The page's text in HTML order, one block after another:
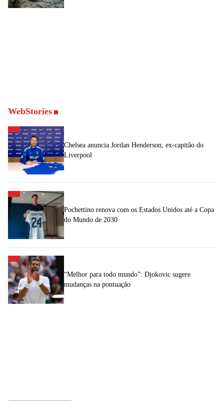
WebStories
Chelsea anuncia Jordan Henderson, ex-capitão do
Liverpool
Pochettino renova com os Estados Unidos até a Copa
do Mundo de 2030
“Melhor para todo mundo”: Djokovic sugere
mudanças na pontuação